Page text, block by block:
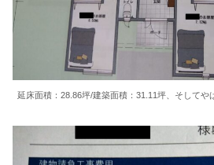
延床面積：28.86坪/建築面積：31.11坪、そしてや